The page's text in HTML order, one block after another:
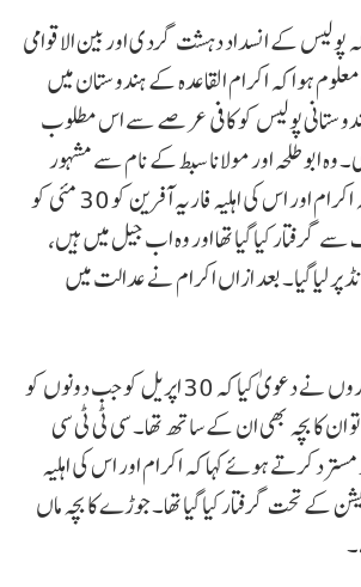
پولیس کے انسداد دہشت گردی اور بین الاقوامی
ہوا کہ اکرام القاعدہ کے ہندوستان میں
پولیس کو کافی عرصے سے اس مطلوب
ابو طلحہ اور مولانا سبط کے نام سے مشہور
ہے۔ پولیس نے بتایا کہ اکرام اور اس کی اہلیہ فاریہ آفرین کو 30 مئی کو
گرفتار کیا گیا تھا اور وہ اب جیل میں ہیں،
پر لیا گیا۔ بعد ازاں اکرام نے عدالت میں
تاہم اکرام کے رشتہ داروں نے دعویٰ کیا کہ 30 اپریل کو جب دونوں کو
تو ان کا بچہ بھی ان کے ساتھ تھا۔ سی ٹی ٹی سی
کرتے ہوئے کہا کہ اکرام اور اس کی اہلیہ
کے تحت گرفتار کیا گیا تھا۔ جوڑے کا بچہ ماں